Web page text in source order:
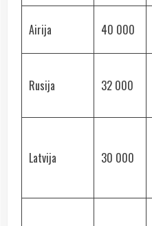
Airija 40 000
Rusija 32 000
Latvija 30 000